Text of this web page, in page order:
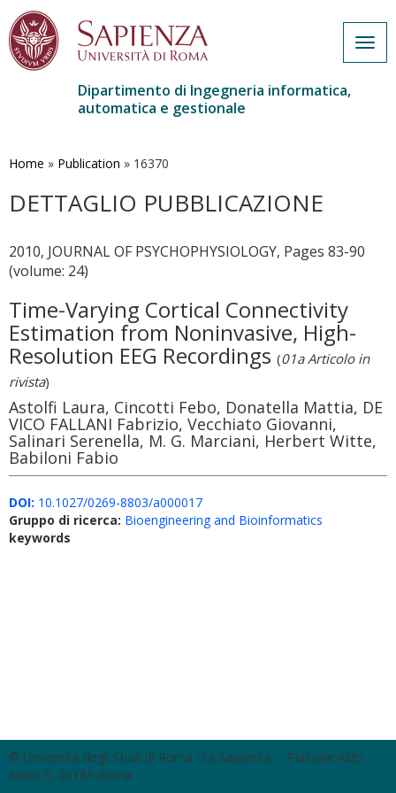
contenuto
Dipartimento di Ingegneria informatica,
automatica e gestionale
Home » Publication » 16370
DETTAGLIO PUBBLICAZIONE
2010, JOURNAL OF PSYCHOPHYSIOLOGY, Pages 83-90
(volume: 24)
Time-Varying Cortical Connectivity
Estimation from Noninvasive, High-
Resolution EEG Recordings (01a Articolo in
rivista)
Astolfi Laura, Cincotti Febo, Donatella Mattia, DE
VICO FALLANI Fabrizio, Vecchiato Giovanni,
Salinari Serenella, M. G. Marciani, Herbert Witte,
Babiloni Fabio
DOI: 10.1027/0269-8803/a000017
Gruppo di ricerca: Bioengineering and Bioinformatics
keywords
© Università degli Studi di Roma "La Sapienza" - Piazzale Aldo
Moro 5, 00185 Roma